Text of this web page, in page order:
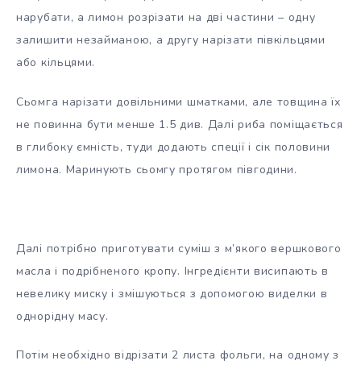
нарубати, а лимон розрізати на дві частини – одну
залишити незайманою, а другу нарізати півкільцями
або кільцями.
Сьомга нарізати довільними шматками, але товщина їх
не повинна бути менше 1.5 див. Далі риба поміщається
в глибоку ємність, туди додають спеції і сік половини
лимона. Маринують сьомгу протягом півгодини.
Далі потрібно приготувати суміш з м’якого вершкового
масла і подрібненого кропу. Інгредієнти висипають в
невелику миску і змішуються з допомогою виделки в
однорідну масу.
Потім необхідно відрізати 2 листа фольги, на одному з